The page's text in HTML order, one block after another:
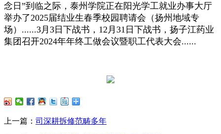
念日”到临之际，泰州学院正在阳光学工就业办事大厅
举办了2025届结业生春季校园聘请会（扬州地域专
场）......3月3日下战书，12月31日下战书，扬子江药业
集团召开2024年年终工做会议暨职工代表大会......
上一篇： 司深耕拆修范畴多年